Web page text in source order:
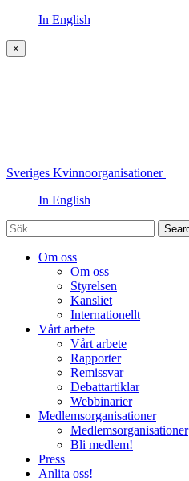
In English
×
Sveriges Kvinnoorganisationer
In English
Sök
Om oss
Om oss
Styrelsen
Kansliet
Internationellt
Vårt arbete
Vårt arbete
Rapporter
Remissvar
Debattartiklar
Webbinarier
Medlemsorganisationer
Medlemsorganisationer
Bli medlem!
Press
Anlita oss!